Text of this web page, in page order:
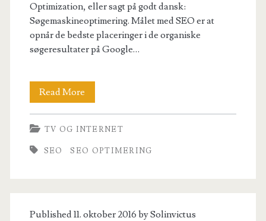
Optimization, eller sagt på godt dansk:
Søgemaskineoptimering. Målet med SEO er at
opnår de bedste placeringer i de organiske
søgeresultater på Google…
Read More
koster
SEO?
TV OG INTERNET
SEO SEO OPTIMERING
Published 11. oktober 2016 bySolinvictus